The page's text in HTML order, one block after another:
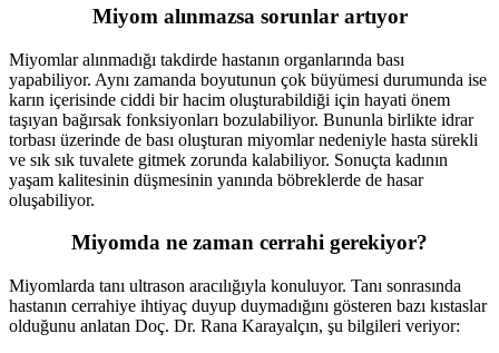
Miyom alınmazsa sorunlar artıyor
Miyomlar alınmadığı takdirde hastanın organlarında bası
yapabiliyor. Aynı zamanda boyutunun çok büyümesi durumunda ise
karın içerisinde ciddi bir hacim oluşturabildiği için hayati önem
taşıyan bağırsak fonksiyonları bozulabiliyor. Bununla birlikte idrar
torbası üzerinde de bası oluşturan miyomlar nedeniyle hasta sürekli
ve sık sık tuvalete gitmek zorunda kalabiliyor. Sonuçta kadının
yaşam kalitesinin düşmesinin yanında böbreklerde de hasar
oluşabiliyor.
Miyomda ne zaman cerrahi gerekiyor?
Miyomlarda tanı ultrason aracılığıyla konuluyor. Tanı sonrasında
hastanın cerrahiye ihtiyaç duyup duymadığını gösteren bazı kıstaslar
olduğunu anlatan Doç. Dr. Rana Karayalçın, şu bilgileri veriyor: